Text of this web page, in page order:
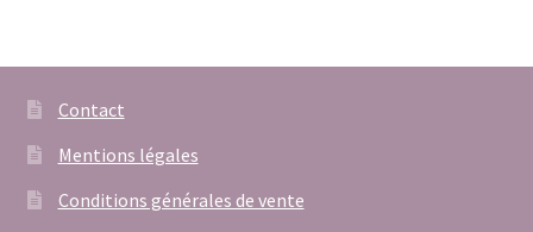
Contact
Mentions légales
Conditions générales de vente